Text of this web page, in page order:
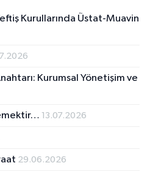
Kurullarında Üstat-Muavin
Kurumsal Yönetişim ve
13.07.2026
29.06.2026